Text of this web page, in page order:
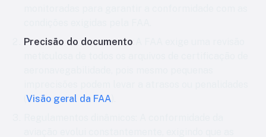
Precisão do documento
Visão geral da FAA